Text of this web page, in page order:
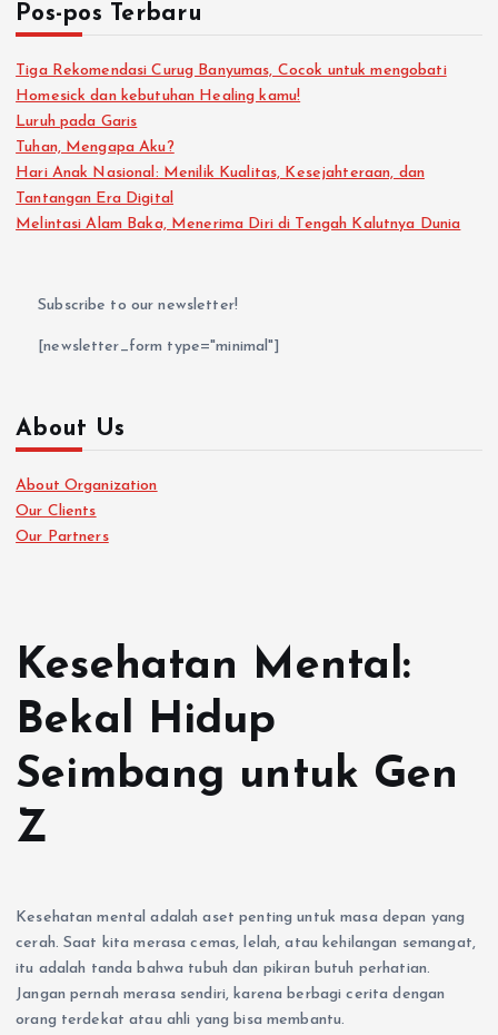
Pos-pos Terbaru
Tiga Rekomendasi Curug Banyumas, Cocok untuk mengobati
Homesick dan kebutuhan Healing kamu!
Luruh pada Garis
Tuhan, Mengapa Aku?
Hari Anak Nasional: Menilik Kualitas, Kesejahteraan, dan
Tantangan Era Digital
Melintasi Alam Baka, Menerima Diri di Tengah Kalutnya Dunia
Subscribe to our newsletter!
[newsletter_form type="minimal"]
About Us
About Organization
Our Clients
Our Partners
Kesehatan Mental:
Bekal Hidup
Seimbang untuk Gen
Z
Kesehatan mental adalah aset penting untuk masa depan yang
cerah. Saat kita merasa cemas, lelah, atau kehilangan semangat,
itu adalah tanda bahwa tubuh dan pikiran butuh perhatian.
Jangan pernah merasa sendiri, karena berbagi cerita dengan
orang terdekat atau ahli yang bisa membantu.